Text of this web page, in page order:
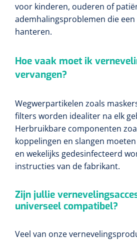
voor kinderen, ouderen of
ademhalingsproblemen die
hanteren.
Hoe vaak moet ik
vervangen?
Wegwerpartikelen zoals
filters worden idealiter na elk
Herbruikbare componenten
koppelingen en slangen
en wekelijks gedesinfecteerd
instructies van de fabrikant.
Zijn jullie
universeel compatibel?
Veel van onze